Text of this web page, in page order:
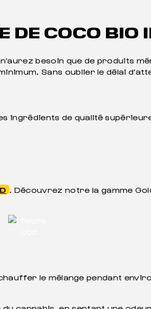
DE COCO BIO
besoin que de produits
Sans oublier le délai
ingrédients de qualité
. Découvrez notre la gamme
le mélange pendant